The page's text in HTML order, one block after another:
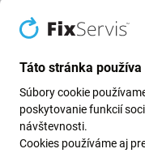
Pack
NA OBJEDNÁVKU
Táto stránka
Súbory cookie
poskytovanie funkcií
návštevnosti.
Cookies používáme aj